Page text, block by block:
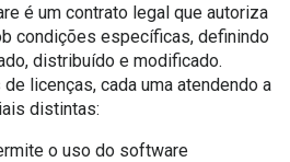
é um contrato legal que autoriza
condições específicas, definindo
distribuído e modificado.
licenças, cada uma atendendo a
distintas:
o uso do software